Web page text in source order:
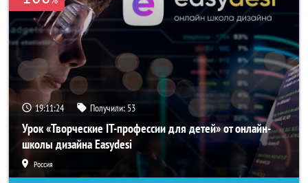
19:11:24 Получили: 53
Урок «Творческие IT-профессии для детей» от онлайн-
школы дизайна Easydesi
Россия